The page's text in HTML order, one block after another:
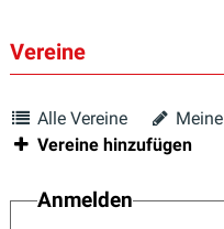
Vereine
Alle Vereine
Vereine hinzufügen
Anmelden